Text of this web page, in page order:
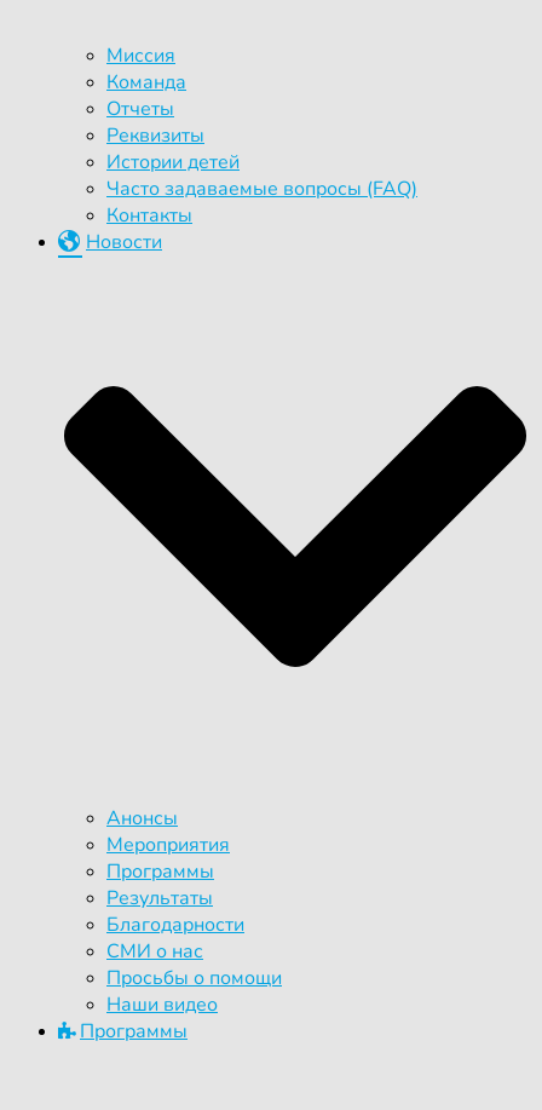
Миссия
Команда
Отчеты
Реквизиты
Истории детей
Часто задаваемые вопросы (FAQ)
Контакты
Новости
Анонсы
Мероприятия
Программы
Результаты
Благодарности
СМИ о нас
Просьбы о помощи
Наши видео
Программы